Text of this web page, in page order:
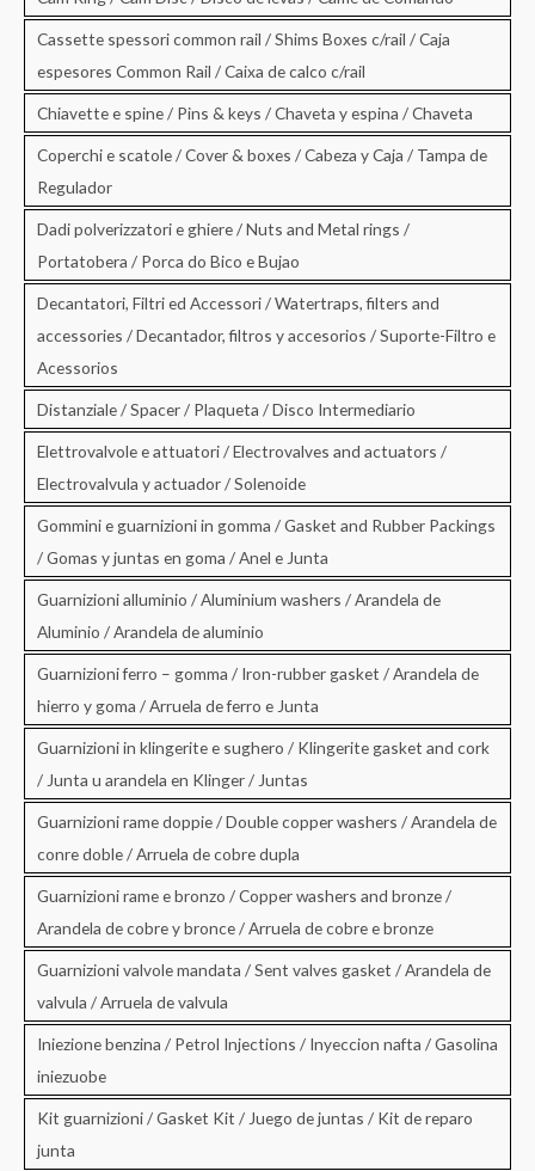
Cassette spessori common rail / Shims Boxes c/rail / Caja
espesores Common Rail / Caixa de calco c/rail
Chiavette e spine / Pins & keys / Chaveta y espina / Chaveta
Coperchi e scatole / Cover & boxes / Cabeza y Caja / Tampa de
Regulador
Dadi polverizzatori e ghiere / Nuts and Metal rings /
Portatobera / Porca do Bico e Bujao
Decantatori, Filtri ed Accessori / Watertraps, filters and
accessories / Decantador, filtros y accesorios / Suporte-Filtro e
Acessorios
Distanziale / Spacer / Plaqueta / Disco Intermediario
Elettrovalvole e attuatori / Electrovalves and actuators /
Electrovalvula y actuador / Solenoide
Gommini e guarnizioni in gomma / Gasket and Rubber Packings
/ Gomas y juntas en goma / Anel e Junta
Guarnizioni alluminio / Aluminium washers / Arandela de
Aluminio / Arandela de aluminio
Guarnizioni ferro – gomma / Iron-rubber gasket / Arandela de
hierro y goma / Arruela de ferro e Junta
Guarnizioni in klingerite e sughero / Klingerite gasket and cork
/ Junta u arandela en Klinger / Juntas
Guarnizioni rame doppie / Double copper washers / Arandela de
conre doble / Arruela de cobre dupla
Guarnizioni rame e bronzo / Copper washers and bronze /
Arandela de cobre y bronce / Arruela de cobre e bronze
Guarnizioni valvole mandata / Sent valves gasket / Arandela de
valvula / Arruela de valvula
Iniezione benzina / Petrol Injections / Inyeccion nafta / Gasolina
iniezuobe
Kit guarnizioni / Gasket Kit / Juego de juntas / Kit de reparo
junta